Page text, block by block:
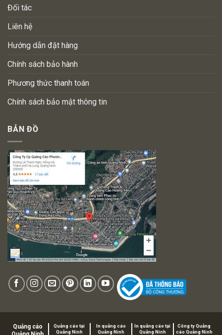
Đối tác
Liên hệ
Hướng dẫn đặt hàng
Chính sách bảo hành
Phương thức thanh toán
Chính sách bảo mật thông tin
BẢN ĐỒ
Quảng cáo
Quảng cáo tại
Quảng Ninh
In quảng cáo
Quảng Ninh
In quảng cáo tại
Quảng Ninh
Công ty Quảng
cáo Quảng Ninh